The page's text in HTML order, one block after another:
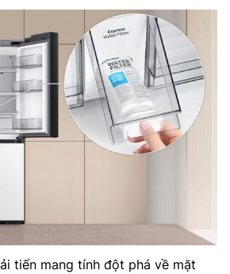
tiến mang tính đột phá về mặt